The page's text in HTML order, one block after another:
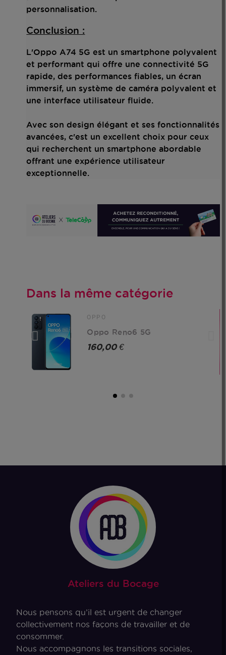
personnalisation.
Conclusion :
L'Oppo A74 5G est un smartphone polyvalent
et performant qui offre une connectivité 5G
rapide, des performances fiables, un écran
immersif, un système de caméra polyvalent et
une interface utilisateur fluide.
Avec son design élégant et ses fonctionnalités
avancées, c'est un excellent choix pour ceux
qui recherchent un smartphone abordable
offrant une expérience utilisateur
exceptionnelle.
Dans la même catégorie
OPPO
Oppo Reno6 5G
160,00 €
Ateliers du Bocage
Nous pensons qu’il est urgent de changer
collectivement nos façons de travailler et de
consommer.
Nous accompagnons les transitions sociales,